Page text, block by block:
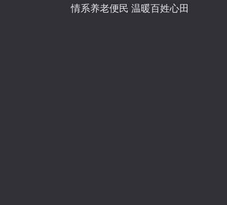
情系养老便民 温暖百姓心田